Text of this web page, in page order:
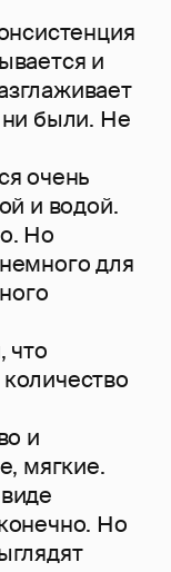
и
были. Не
очень
и водой.
Но
для
что
и
мягкие.
Но